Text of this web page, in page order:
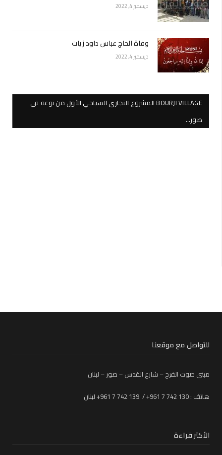
ديسمبر 4, 2022
وفاة الحاج عباس داود زيات
ديسمبر 4, 2022
BOURJI VILLAGE المشروع التجاري السياحي الأول من نوعه في
صور…
للتواصل مع موقعنا
مبنى صوت الفرح – شارع القدس – صور – لبنان
هاتف : 130 742 7 961+ / 139 742 7 961+ لبنان
الأكثر قراءة